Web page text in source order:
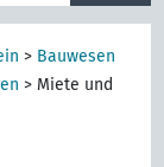
> Bauwesen
> Miete und